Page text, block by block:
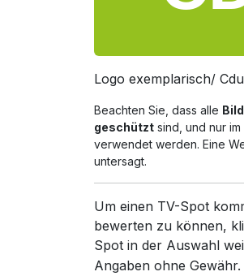
Logo exemplarisch/
Beachten Sie, dass alle
geschützt sind, und nur
verwendet werden. Eine
untersagt.
Um einen TV-Spot
bewerten zu können,
Spot in der Auswahl
Angaben ohne Gewähr.